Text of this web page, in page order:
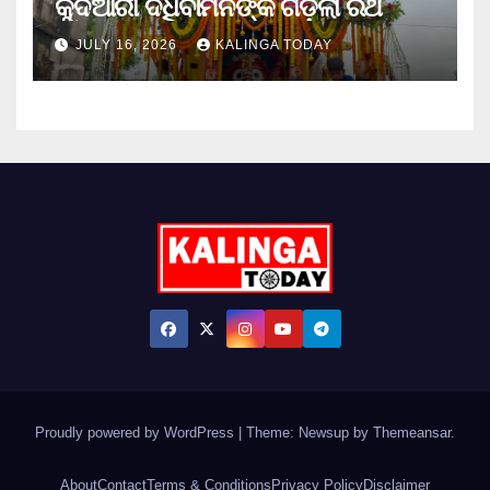
କୁଦିଆରୀ ଦଧିବାମନଙ୍କ ଗଡ଼ିଲା ରଥ
JULY 16, 2026 KALINGA TODAY
Proudly powered by WordPress Theme: Newsup by Themeansar.
AboutContactTerms & Conditions Privacy PolicyDisclaimer